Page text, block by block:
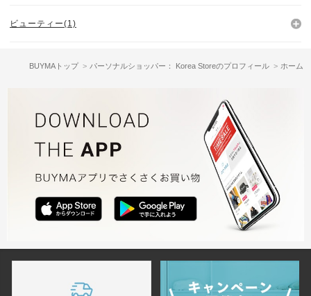
ビューティー(1)
BUYMAトップ パーソナルショッパー： Korea Storeのプロフィール ホーム